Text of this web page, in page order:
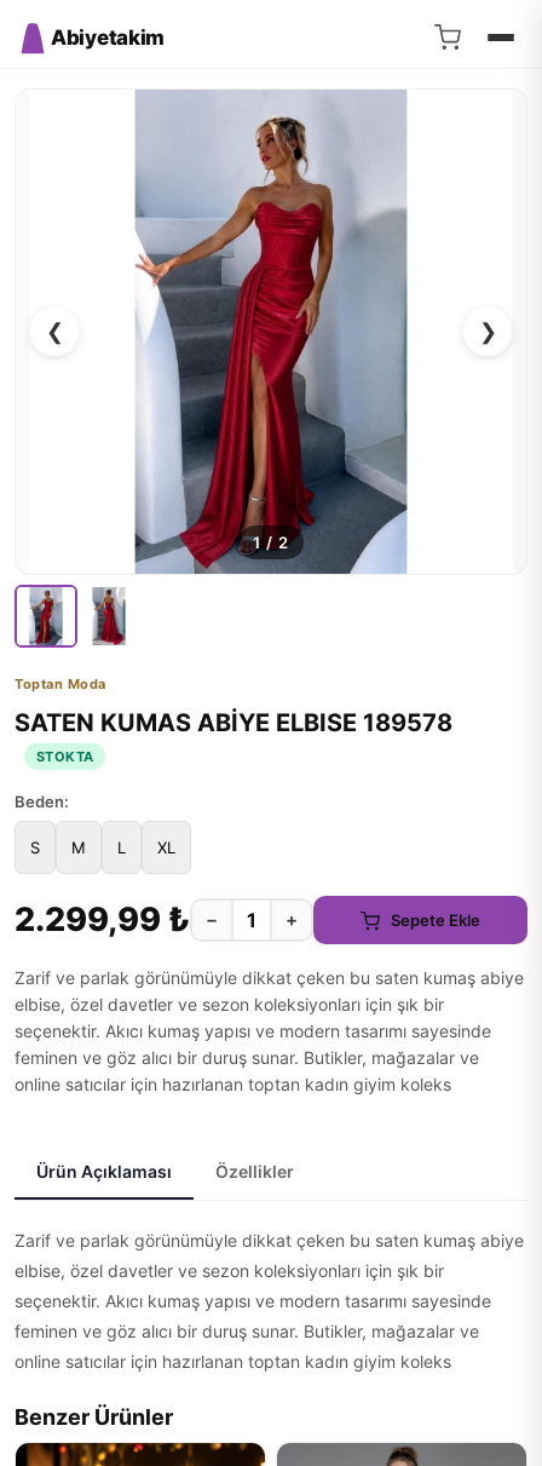
Abiyetakim
❮ ❯
1/ 2
Toptan Moda
SATEN KUMAS ABİYE ELBISE 189578
STOKTA
Beden:
S M L XL
2.299,99 ₺ − + Sepete Ekle
Zarif ve parlak görünümüyle dikkat çeken bu saten kumaş abiye
elbise, özel davetler ve sezon koleksiyonları için şık bir
seçenektir. Akıcı kumaş yapısı ve modern tasarımı sayesinde
feminen ve göz alıcı bir duruş sunar. Butikler, mağazalar ve
online satıcılar için hazırlanan toptan kadın giyim koleks
Ürün Açıklaması Özellikler
Zarif ve parlak görünümüyle dikkat çeken bu saten kumaş abiye
elbise, özel davetler ve sezon koleksiyonları için şık bir
seçenektir. Akıcı kumaş yapısı ve modern tasarımı sayesinde
feminen ve göz alıcı bir duruş sunar. Butikler, mağazalar ve
online satıcılar için hazırlanan toptan kadın giyim koleks
Benzer Ürünler